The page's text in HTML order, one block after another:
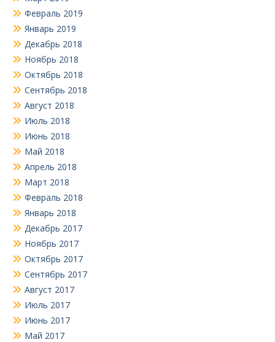
Февраль 2019
Январь 2019
Декабрь 2018
Ноябрь 2018
Октябрь 2018
Сентябрь 2018
Август 2018
Июль 2018
Июнь 2018
Май 2018
Апрель 2018
Март 2018
Февраль 2018
Январь 2018
Декабрь 2017
Ноябрь 2017
Октябрь 2017
Сентябрь 2017
Август 2017
Июль 2017
Июнь 2017
Май 2017